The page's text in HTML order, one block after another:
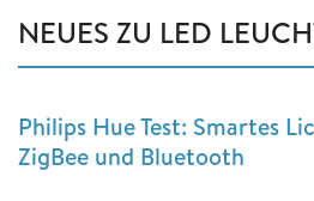
NEUES ZU LED
Philips Hue Test: Smartes
ZigBee und Bluetooth